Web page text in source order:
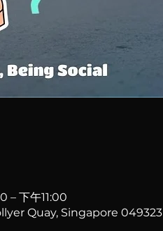
– 下午11:00
Quay, Singapore 049323